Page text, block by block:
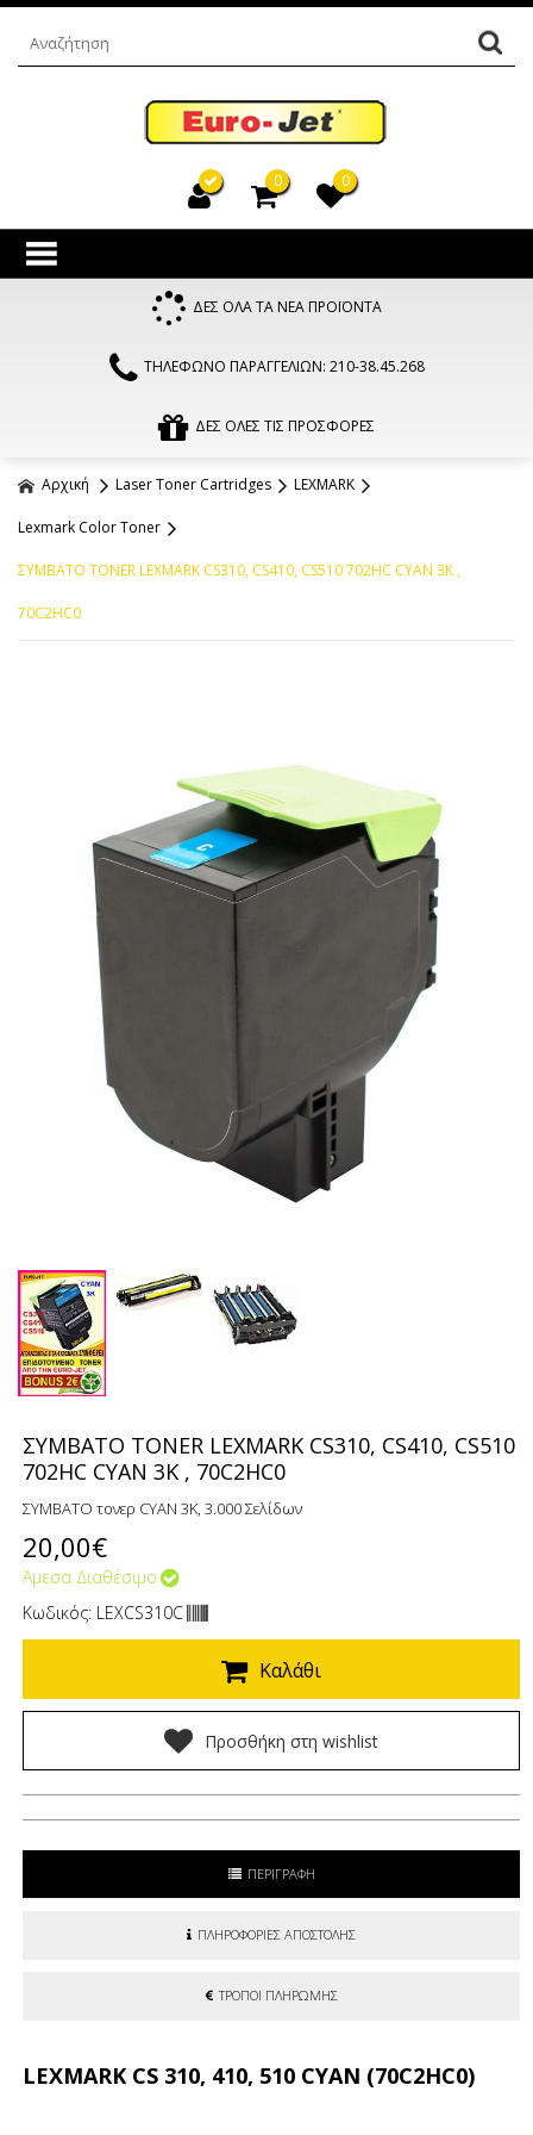
0 0
ΔΕΣ ΟΛΑ ΤΑ ΝΕΑ ΠΡΟΪΟΝΤΑ
ΤΗΛΕΦΩΝΟ ΠΑΡΑΓΓΕΛΙΩΝ: 210-38.45.268
ΔΕΣ ΟΛΕΣ ΤΙΣ ΠΡΟΣΦΟΡΕΣ
Αρχική Laser Toner Cartridges LEXMARK
Lexmark Color Toner
ΣΥΜΒΑΤΟ TONER LEXMARK CS310, CS410, CS510 702HC CYAN 3K ,
70C2HC0
ΣΥΜΒΑΤΟ TONER LEXMARK CS310, CS410, CS510
702HC CYAN 3K , 70C2HC0
ΣΥΜΒΑΤΟ τονερ CYAN 3K, 3.000 Σελίδων
20,00€
Άμεσα Διαθέσιμο
Κωδικός: LEXCS310C
Καλάθι
Προσθήκη στη wishlist
ΠΕΡΙΓΡΑΦΗ
ΠΛΗΡΟΦΟΡΙΕΣ ΑΠΟΣΤΟΛΗΣ
ΤΡΟΠΟΙ ΠΛΗΡΩΜΗΣ
LEXMARK CS 310, 410, 510 CYAN (70C2HC0)